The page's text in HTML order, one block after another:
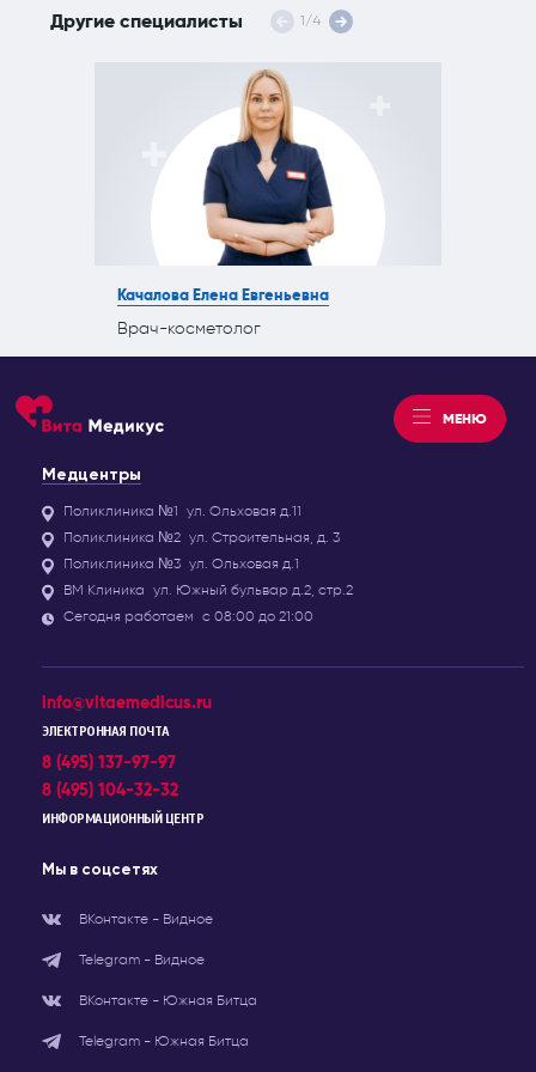
Другие специалисты 1 /4
Качалова Елена Евгеньевна
Врач-косметолог
МЕНЮ
Медцентры
Поликлиника №1 ул. Ольховая д.11
Поликлиника №2 ул. Строительная, д. 3
Поликлиника №3 ул. Ольховая д.1
ВМ Клиника ул. Южный бульвар д.2, стр.2
Сегодня работаем с 08:00 до 21:00
info@vitaemedicus.ru
ЭЛЕКТРОННАЯ ПОЧТА
8 (495) 137-97-97
8 (495) 104-32-32
ИНФОРМАЦИОННЫЙ ЦЕНТР
Мы в соцсетях
ВКонтакте - Видное
Telegram - Видное
ВКонтакте - Южная Битца
Telegram - Южная Битца